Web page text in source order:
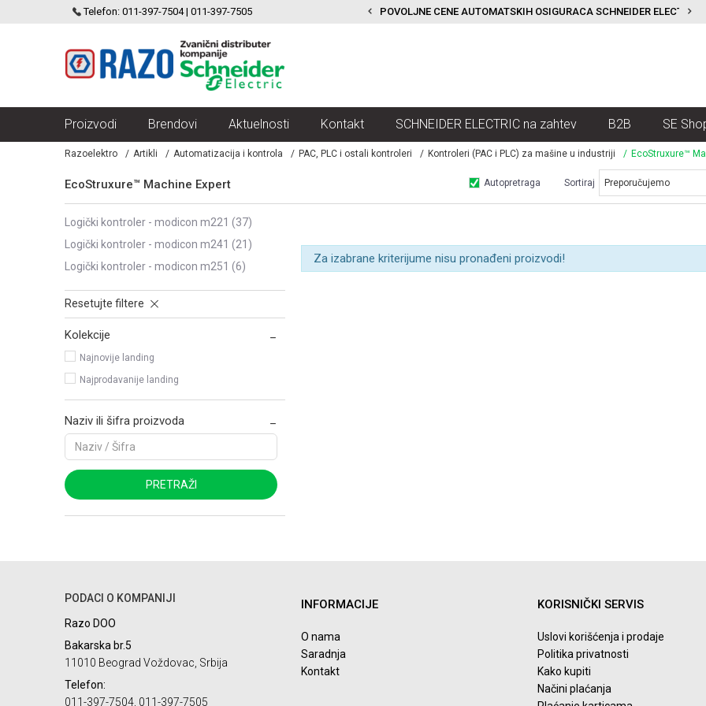
Telefon: 011-397-7504 | 011-397-7505
ELECTRIC VELIKI IZBOR MODULARNIH PREKIDACA I UTICNICA POVOLJNE CENE AUTOMATSKIH OSIGURACA SCHNEIDER ELECTRIC
Proizvodi Brendovi Aktuelnosti Kontakt SCHNEIDER ELECTRIC na zahtev B2B SE
Razoelektro Artikli Automatizacija i kontrola PAC, PLC i ostali kontroleri Kontroleri (PAC i PLC) za mašine u industriji EcoStruxure™
EcoStruxure™ Machine Expert Autopretraga Sortiraj
logički kontroler - modicon m221 (37)
logički kontroler - modicon m241 (21)
logički kontroler - modicon m251 (6)
Resetujte filtere
Kolekcije
Najnovije landing
Najprodavanije landing
Naziv ili šifra proizvoda
PRETRAŽI
Za izabrane kriterijume nisu pronađeni proizvodi!
PODACI O KOMPANIJI
Razo DOO
Bakarska br.5
11010 Beograd Voždovac, Srbija
Telefon:
011-397-7504, 011-397-7505
INFORMACIJE
O nama
Saradnja
Kontakt
KORISNIČKI SERVIS
Uslovi korišćenja i prodaje
Politika privatnosti
Kako kupiti
Načini plaćanja